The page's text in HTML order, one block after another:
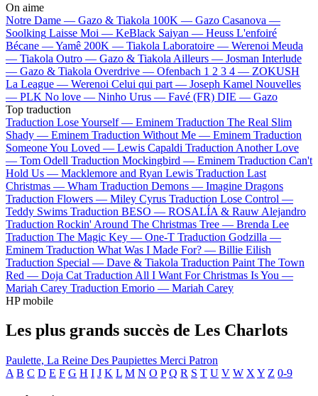
On aime
Notre Dame — Gazo & Tiakola 100K — Gazo Casanova —
Soolking Laisse Moi — KeBlack Saiyan — Heuss L'enfoiré
Bécane —Yamê 200K — Tiakola Laboratoire — Werenoi Meuda
— Tiakola Outro — Gazo & Tiakola Ailleurs — Josman Interlude
— Gazo & Tiakola Overdrive — Ofenbach 1 2 3 4 — ZOKUSH
La League — Werenoi Celui qui part — Joseph Kamel Nouvelles
— PLK No love — Ninho Urus — Favé (FR) DIE — Gazo
Top traduction
Traduction Lose Yourself — Eminem Traduction The Real Slim
Shady — Eminem Traduction Without Me — Eminem Traduction
Someone You Loved — Lewis Capaldi Traduction Another Love
— Tom Odell Traduction Mockingbird — Eminem Traduction Can't
Hold Us — Macklemore and Ryan Lewis Traduction Last
Christmas — Wham Traduction Demons — Imagine Dragons
Traduction Flowers — Miley Cyrus Traduction Lose Control —
Teddy Swims Traduction BESO — ROSALÍA & Rauw Alejandro
Traduction Rockin' Around The Christmas Tree — Brenda Lee
Traduction The Magic Key — One-T Traduction Godzilla —
Eminem Traduction What Was I Made For? — Billie Eilish
Traduction Special — Dave & Tiakola Traduction Paint The Town
Red — Doja Cat Traduction All I Want For Christmas Is You —
Mariah Carey Traduction Emorio — Mariah Carey
HP mobile
Les plus grands succès de Les Charlots
Paulette, La Reine Des Paupiettes Merci Patron
A B C D E F G H I J K L M N O P Q R S T U V W X Y Z 0-9